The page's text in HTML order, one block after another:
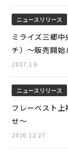
ニュースリリース
ミライズ三郷
チ）～販売開
2017.1.6
ニュースリリース
フレーベスト
せ～
2016.12.27